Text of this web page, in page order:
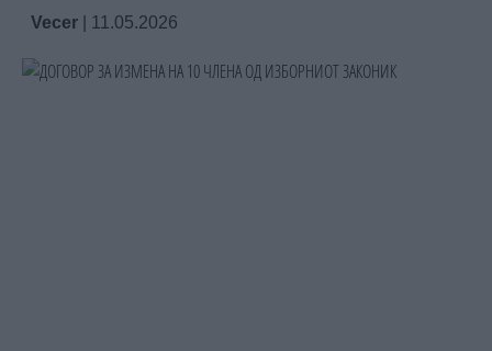
Vecer 11.05.2026